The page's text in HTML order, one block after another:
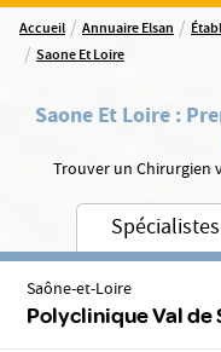
Accueil / Annuaire Elsan /
/ Saone Et Loire
Saone Et Loire:
Trouver un Chirurgien
Spécialistes
Saône-et-Loire
Polyclinique Val de